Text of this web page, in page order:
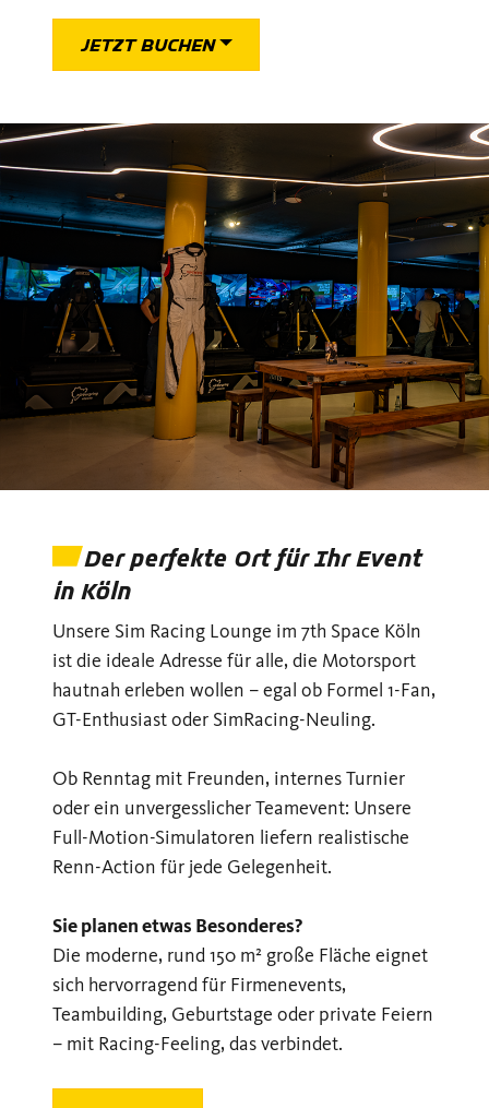
JETZT BUCHEN
Der perfekte Ort für Ihr Event
in Köln
Unsere Sim Racing Lounge im 7th Space Köln
ist die ideale Adresse für alle, die Motorsport
hautnah erleben wollen – egal ob Formel 1-Fan,
GT-Enthusiast oder SimRacing-Neuling.
Ob Renntag mit Freunden, internes Turnier
oder ein unvergesslicher Teamevent: Unsere
Full-Motion-Simulatoren liefern realistische
Renn-Action für jede Gelegenheit.
Sie planen etwas Besonderes?
Die moderne, rund 150 m² große Fläche eignet
sich hervorragend für Firmenevents,
Teambuilding, Geburtstage oder private Feiern
– mit Racing-Feeling, das verbindet.